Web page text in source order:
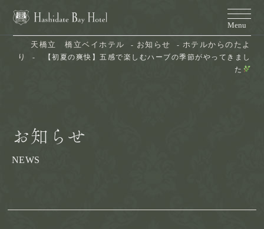
天橋立　橋立ベイホテル お知らせ
ホテルからのたよ
り
【初夏の爽快】五感で楽しむハーブの季節がやってきまし
た
お知らせ
NEWS